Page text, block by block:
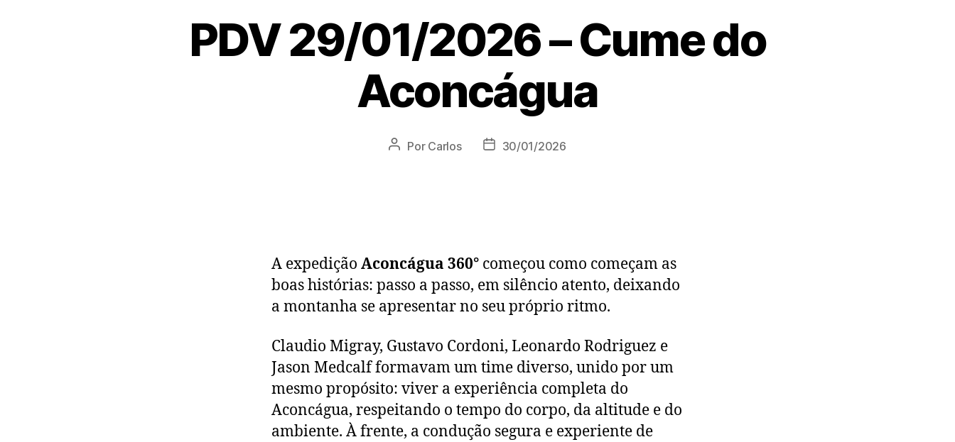
PDV 29/01/2026 – Cume do
Aconcágua
Por Carlos 30/01/2026
A expedição Aconcágua 360° começou como começam as
boas histórias: passo a passo, em silêncio atento, deixando
a montanha se apresentar no seu próprio ritmo.
Claudio Migray, Gustavo Cordoni, Leonardo Rodriguez e
Jason Medcalf formavam um time diverso, unido por um
mesmo propósito: viver a experiência completa do
Aconcágua, respeitando o tempo do corpo, da altitude e do
ambiente. À frente, a condução segura e experiente de